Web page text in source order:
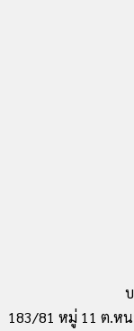
183/81 หมู่ 11 ต.หน